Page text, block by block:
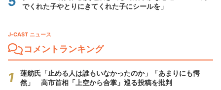
でくれた子やとりにきてくれた子にシールを」
J-CAST ニュース
コメントランキング
蓮舫氏「止める人は誰もいなかったのか」「あまりにも愕
然」 高市首相「上空から合掌」巡る投稿を批判